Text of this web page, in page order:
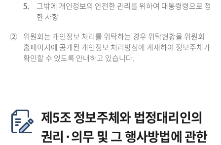
5.
그밖에 개인정보의 안전한 관리를 위하여 대통령령으로 정
한 사항
② 위원회는 개인정보 처리를 위탁하는 경우 위탁현황을 위원회
홈페이지에 공개된 개인정보 처리방침에 게재하여 정보주체가
확인할 수 있도록 안내하고 있습니다.
제5조 정보주체와 법정대리인의
권리·의무 및 그 행사방법에 관한